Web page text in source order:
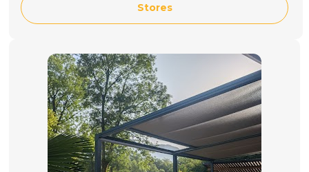
Stores